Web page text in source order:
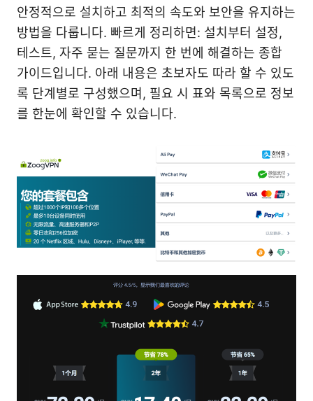
안정적으로 설치하고 최적의 속도와 보안을 유지하는
방법을 다룹니다. 빠르게 정리하면: 설치부터 설정,
테스트, 자주 묻는 질문까지 한 번에 해결하는 종합
가이드입니다. 아래 내용은 초보자도 따라 할 수 있도
록 단계별로 구성했으며, 필요 시 표와 목록으로 정보
를 한눈에 확인할 수 있습니다.